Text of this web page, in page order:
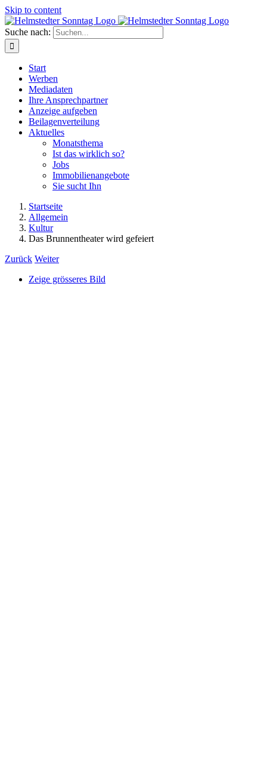
Skip to content
Suche nach:
Start
Werben
Mediadaten
Ihre Ansprechpartner
Anzeige aufgeben
Beilagenverteilung
Aktuelles
Monatsthema
Ist das wirklich so?
Jobs
Immobilienangebote
Sie sucht Ihn
Startseite
Allgemein
Kultur
Das Brunnentheater wird gefeiert
Zurück Weiter
Zeige grösseres Bild